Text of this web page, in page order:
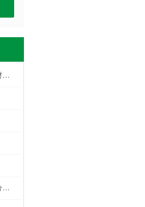
塑料垃圾桶选材大揭秘：哪种材料才是“耐用王”？
苏州办公室垃圾桶的选购技巧分享，快来看看吧